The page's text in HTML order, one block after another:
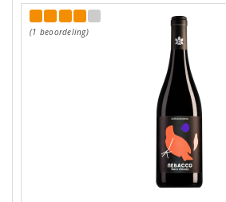
(1 beoordeling)